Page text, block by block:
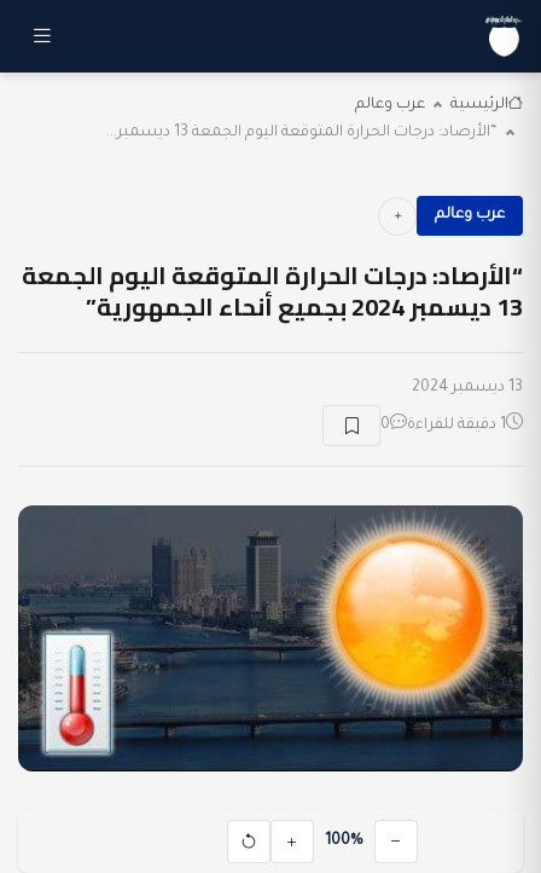
الرئيسية
عرب وعالم
“الأرصاد: درجات الحرارة المتوقعة اليوم الجمعة 13 ديسمبر...
عرب وعالم
“الأرصاد: درجات الحرارة المتوقعة اليوم الجمعة
13 ديسمبر 2024 بجميع أنحاء الجمهورية”
13 ديسمبر 2024
1 دقيقة للقراءة 0
100%